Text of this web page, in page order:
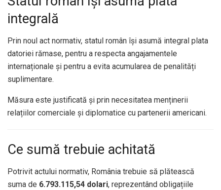
integrală
Prin noul act normativ, statul român își asumă integral plata
datoriei rămase, pentru a respecta angajamentele
internaționale și pentru a evita acumularea de penalități
suplimentare.
Măsura este justificată și prin necesitatea menținerii
relațiilor comerciale și diplomatice cu partenerii americani.
Ce sumă trebuie achitată
Potrivit actului normativ, România trebuie să plătească
suma de 6.793.115,54 dolari, reprezentând obligațiile